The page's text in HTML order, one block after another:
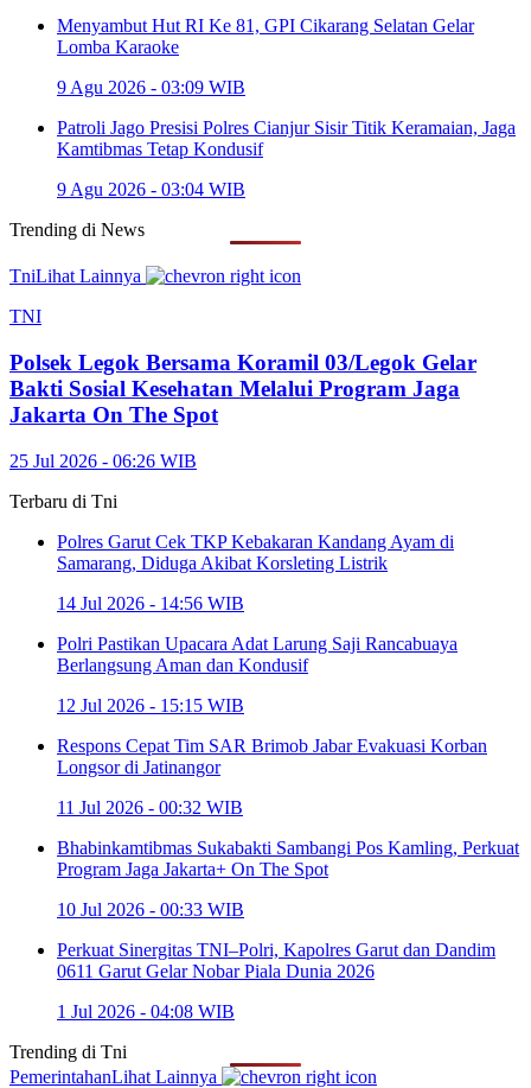
Menyambut Hut RI Ke 81, GPI Cikarang Selatan Gelar
Lomba Karaoke
9 Agu 2026 - 03:09 WIB
Patroli Jago Presisi Polres Cianjur Sisir Titik Keramaian, Jaga
Kamtibmas Tetap Kondusif
9 Agu 2026 - 03:04 WIB
Trending di News
TniLihat Lainnya
TNI
Polsek Legok Bersama Koramil 03/Legok Gelar
Bakti Sosial Kesehatan Melalui Program Jaga
Jakarta On The Spot
25 Jul 2026 - 06:26 WIB
Terbaru di Tni
Polres Garut Cek TKP Kebakaran Kandang Ayam di
Samarang, Diduga Akibat Korsleting Listrik
14 Jul 2026 - 14:56 WIB
Polri Pastikan Upacara Adat Larung Saji Rancabuaya
Berlangsung Aman dan Kondusif
12 Jul 2026 - 15:15 WIB
Respons Cepat Tim SAR Brimob Jabar Evakuasi Korban
Longsor di Jatinangor
11 Jul 2026 - 00:32 WIB
Bhabinkamtibmas Sukabakti Sambangi Pos Kamling, Perkuat
Program Jaga Jakarta+ On The Spot
10 Jul 2026 - 00:33 WIB
Perkuat Sinergitas TNI–Polri, Kapolres Garut dan Dandim
0611 Garut Gelar Nobar Piala Dunia 2026
1 Jul 2026 - 04:08 WIB
Trending di Tni
PemerintahanLihat Lainnya